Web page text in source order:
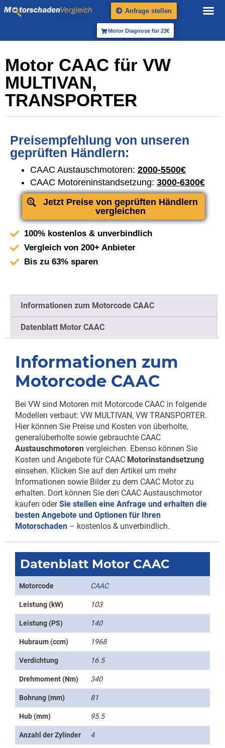
Anfrage stellen
Motor Diagnose für 23€
Motor CAAC für VW
MULTIVAN,
TRANSPORTER
Preisempfehlung von unseren
geprüften Händlern:
CAAC Austauschmotoren: 2000-5500€
CAAC Motoreninstandsetzung: 3000-6300€
Jetzt Preise von geprüften Händlern
vergleichen
100% kostenlos & unverbindlich
Vergleich von 200+ Anbieter
Bis zu 63% sparen
Informationen zum Motorcode CAAC
Datenblatt Motor CAAC
Informationen zum
Motorcode CAAC
Bei VW sind Motoren mit Motorcode CAAC in folgende
Modellen verbaut: VW MULTIVAN, VW TRANSPORTER.
Hier können Sie Preise und Kosten von überholte,
generalüberholte sowie gebrauchte CAAC
Austauschmotoren vergleichen. Ebenso können Sie
Kosten und Angebote für CAAC Motorinstandsetzung
einsehen. Klicken Sie auf den Artikel um mehr
Informationen sowie Bilder zu dem CAAC Motor zu
erhalten. Dort können Sie den CAAC Austauschmotor
kaufen oderSie stellen eine Anfrage und erhalten die
besten Angebote und Optionen für Ihren
Motorschaden – kostenlos & unverbindlich.
Datenblatt Motor CAAC
Motorcode CAAC
Leistung (kW) 103
Leistung (PS) 140
Hubraum (ccm) 1968
Verdichtung 16.5
Drehmoment (Nm) 340
Bohrung (mm) 81
Hub (mm) 95.5
Anzahl der Zylinder 4